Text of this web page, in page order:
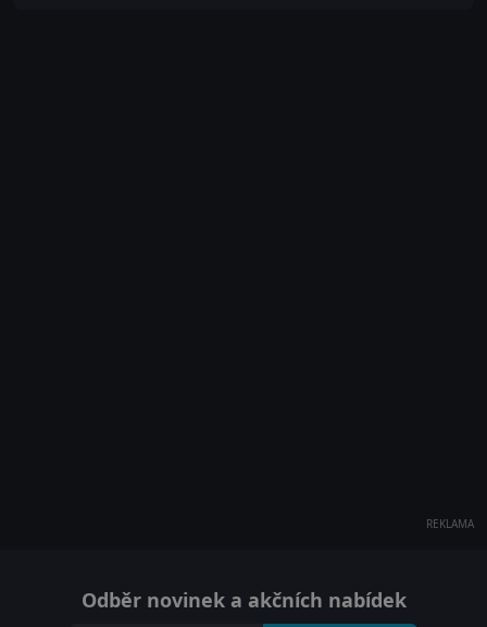
REKLAMA
Odběr novinek a akčních nabídek